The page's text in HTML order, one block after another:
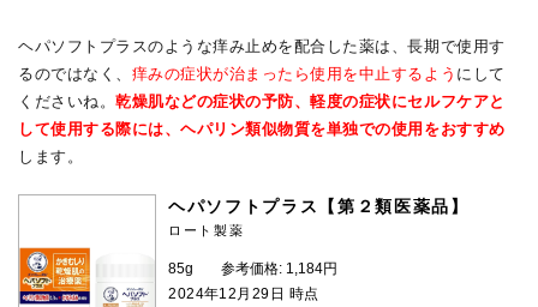
ヘパソフトプラスのような痒み止めを配合した薬は、長期で使用す
るのではなく、 痒みの症状が治まったら使用を中止するよう にして
くださいね。乾燥肌などの症状の予防、軽度の症状にセルフケアと
して使用する際には、ヘパリン類似物質を単独での使用をおすすめ
します。
ヘパソフトプラス【第２類医薬品】
ロート製薬
85g
参考価格: 1,184円
2024年12月29日 時点